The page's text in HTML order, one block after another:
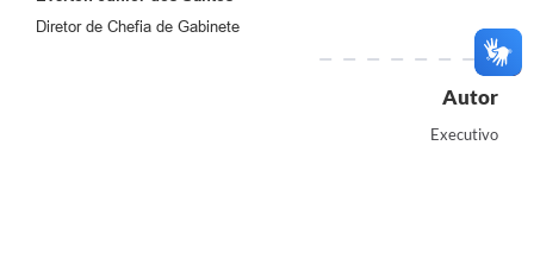
Diretor de Chefia de Gabinete
Autor
Executivo